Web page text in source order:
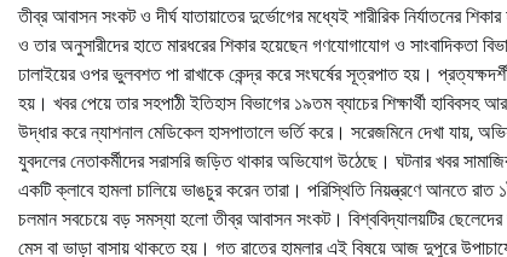
তীব্র আবাসন সংকট ও দীর্ঘ যাতায়াতের দুর্ভোগের মধ্যেই শারীরিক নির্যাতনের
ও তার অনুসারীদের হাতে মারধরের শিকার হয়েছেন গণযোগাযোগ ও সাংবাদিকতা
ঢালাইয়ের ওপর ভুলবশত পা রাখাকে কেন্দ্র করে সংঘর্ষের সূত্রপাত হয়।
হয়। খবর পেয়ে তার সহপাঠী ইতিহাস বিভাগের ১৯তম ব্যাচের শিক্ষার্থী
উদ্ধার করে ন্যাশনাল মেডিকেল হাসপাতালে ভর্তি করে। সরেজমিনে দেখা যায়,
যুবদলের নেতাকর্মীদের সরাসরি জড়িত থাকার অভিযোগ উঠেছে। ঘটনার খবর
একটি ক্লাবে হামলা চালিয়ে ভাঙচুর করেন তারা। পরিস্থিতি নিয়ন্ত্রণে আনতে রাত
চলমান সবচেয়ে বড় সমস্যা হলো তীব্র আবাসন সংকট। বিশ্ববিদ্যালয়টির
মেস বা ভাড়া বাসায় থাকতে হয়। গত রাতের হামলার এই বিষয়ে আজ দুপুরে